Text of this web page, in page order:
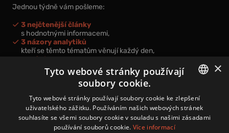
Jednou týdně vám pošleme:
3 nejčtenější články
s hodnotnými informacemi,
3 názory analytiků
kteří se těmto tématům věnují každý den,
nová videa a podcasty
k prohloubení vašich znalostí.
Přihlášením k newsletteru vyjadřujete svůj souhlas spodmínkami
zpracování osobních údajů.
CZECH
×
Tyto webové stránky používají
soubory cookie.
Tyto webové stránky používají soubory cookie ke zlepšení
uživatelského zážitku. Používáním našich webových stránek
souhlasíte se všemi soubory cookie v souladu s našimi zásadami
používání souborů cookie. Více informací